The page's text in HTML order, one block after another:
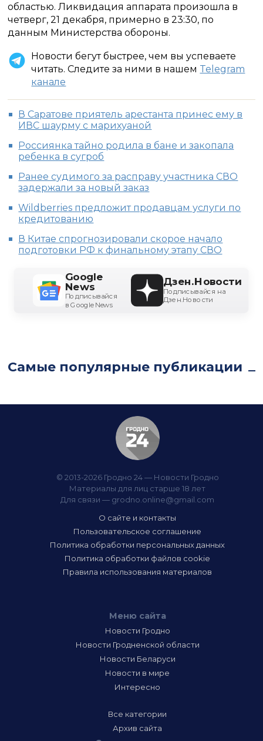
областью. Ликвидация аппарата произошла в
четверг, 21 декабря, примерно в 23:30, по
данным Министерства обороны.
Новости бегут быстрее, чем вы успеваете
читать. Следите за ними в нашем Telegram
канале
В Саратове приятель арестанта принес ему в
ИВС шаурму с марихуаной
Россиянка тайно родила в бане и закопала
ребенка в сугроб
Ранее судимого за расправу участника СВО
задержали за новый заказ
Wildberries предложит продавцам услуги по
кредитованию
В Китае спрогнозировали скорое начало
подготовки РФ к финальному этапу СВО
Google
News
Подписывайся
в Google News
Дзен.Новости
Подписывайся на
Дзен.Новости
Самые популярные публикации
© 2013-2026 Гродно 24 — Новости Гродно
Материалы для лиц старше 18 лет
Для связи — grodno.online@gmail.com
О сайте и контакты
Пользовательское соглашение
Политика обработки персональных данных
Политика обработки файлов cookie
Правила использования материалов
Меню сайта
Новости Гродно
Новости Гродненской области
Новости Беларуси
Новости в мире
Интересно
Все категории
Архив сайта